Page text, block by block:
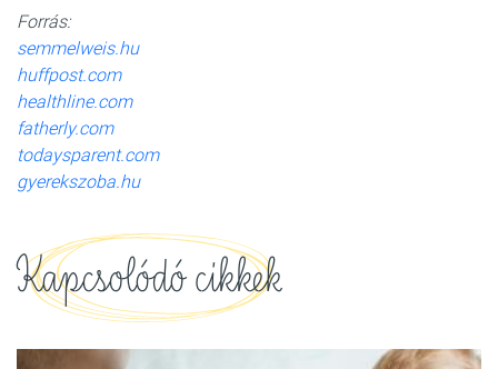
Forrás:
semmelweis.hu
huffpost.com
healthline.com
fatherly.com
todaysparent.com
gyerekszoba.hu
Kapcsolódó cikkek